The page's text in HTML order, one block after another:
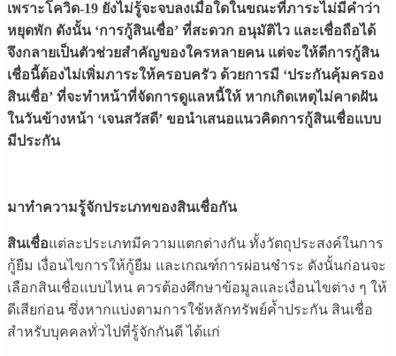
เพราะโควิด-19 ยังไม่รู้จะจบลงเมื่อใดในขณะที่ภาระไม่มีคำว่า
หยุดพัก ดังนั้น ‘การกู้สินเชื่อ’ ที่สะดวก อนุมัติไว และเชื่อถือได้
จึงกลายเป็นตัวช่วยสำคัญของใครหลายคน แต่จะให้ดีการกู้สิน
เชื่อนี้ต้องไม่เพิ่มภาระให้ครอบครัว ด้วยการมี ‘ประกันคุ้มครอง
สินเชื่อ’ ที่จะทำหน้าที่จัดการดูแลหนี้ให้ หากเกิดเหตุไม่คาดฝัน
ในวันข้างหน้า ‘เจนสวัสดี’ ขอนำเสนอแนวคิดการกู้สินเชื่อแบบ
มีประกัน
มาทำความรู้จักประเภทของสินเชื่อกัน
สินเชื่อแต่ละประเภทมีความแตกต่างกัน ทั้งวัตถุประสงค์ในการ
กู้ยืม เงื่อนไขการให้กู้ยืม และเกณฑ์การผ่อนชำระ ดังนั้นก่อนจะ
เลือกสินเชื่อแบบไหน ควรต้องศึกษาข้อมูลและเงื่อนไขต่าง ๆ ให้
ดีเสียก่อน ซึ่งหากแบ่งตามการใช้หลักทรัพย์ค้ำประกัน สินเชื่อ
สำหรับบุคคลทั่วไปที่รู้จักกันดี ได้แก่